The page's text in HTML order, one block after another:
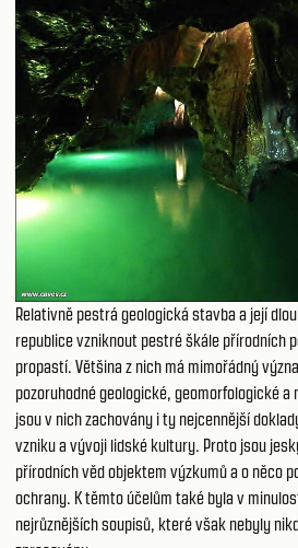
Relativně pestrá geologická stavba a její
republice vzniknout pestré škále přírodních
propastí. Většina z nich má mimořádný
pozoruhodné geologické, geomorfologické
jsou v nich zachovány i ty nejcennější
vzniku a vývoji lidské kultury. Proto jsou
přírodních věd objektem výzkumů a o něco
ochrany. K těmto účelům také byla v
nejrůznějších soupisů, které však nebyly